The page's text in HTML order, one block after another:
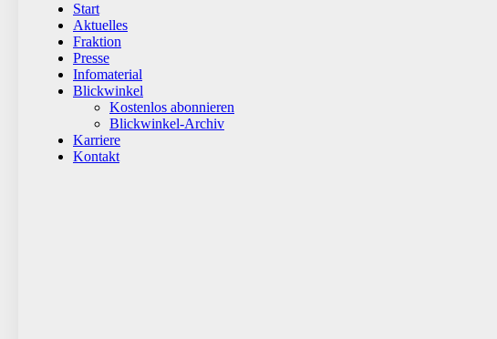
Start
Aktuelles
Fraktion
Presse
Infomaterial
Blickwinkel
Kostenlos abonnieren
Blickwinkel-Archiv
Karriere
Kontakt